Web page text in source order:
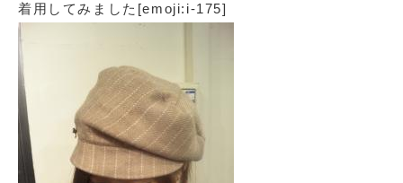
着用してみました[emoji:i-175]